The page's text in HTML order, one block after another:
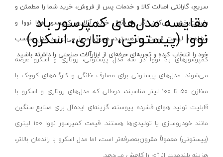
کلمپ
مولتی متر
آمپرمتر
ترمومتر
چاک لاین
هوفر-Hoffer
اطلس-ATLAS
آر اس کو- RSCO
زینو- ZINO
دکو-DECO
کات تولز- KAT TOOLS
دی دبلیو تی- DWT
سریع، گارانتی اصالت کالا و خدمات پس از فروش، خرید شما را مطمئن و
رضایت‌بخش می‌کند.اگر به دنبال خرید آنلاین کمپرسور هوا نووا و
مشاهده لیست قیمت روز هستید، همین امروز می‌توانید مدل مناسب
خود را انتخاب کرده و تجربه‌ای حرفه‌ای از ابزارآلات صنعتی را داشته باشید.
مقایسه مدل‌های کمپرسور باد
نووا (پیستونی، روتاری، اسکرو)
کمپرسورهای باد نووا در سه مدل پیستونی، روتاری و اسکرو عرضه
می‌شوند. مدل‌های پیستونی برای مصارف خانگی و کارگاه‌های کوچک با
مخازن ۵۰ تا ۱۰۰ لیتر مناسبند، درحالی که مدل‌های روتاری و اسکرو با
قابلیت تولید هوای فشرده پیوسته، گزینه‌ای ایده‌آل برای صنایع سنگین
مانند خودروسازی یا تولیدی‌ها هستند. قیمت کمپرسور نووا ۱۰۰ لیتری
(پیستونی) معمولاً مقرون‌به‌صرفه‌تر است، اما مدل اسکرو با راندمان بالاتر،